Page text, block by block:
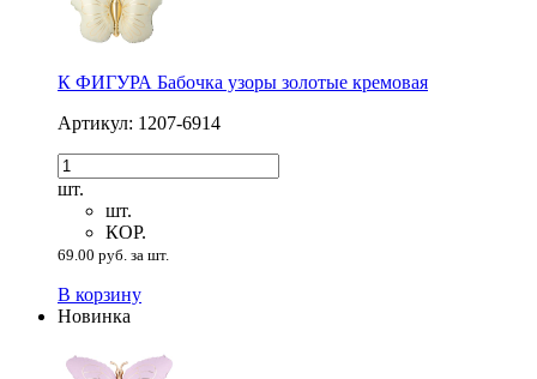
К ФИГУРА Бабочка узоры золотые кремовая
Артикул: 1207-6914
шт.
шт.
КОР.
69.00 руб. за шт.
В корзину
Новинка